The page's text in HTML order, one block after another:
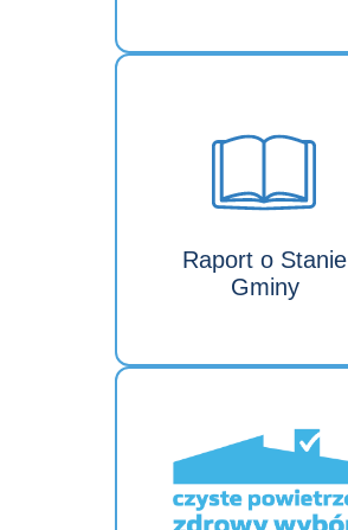
Raport o Stanie
Gminy